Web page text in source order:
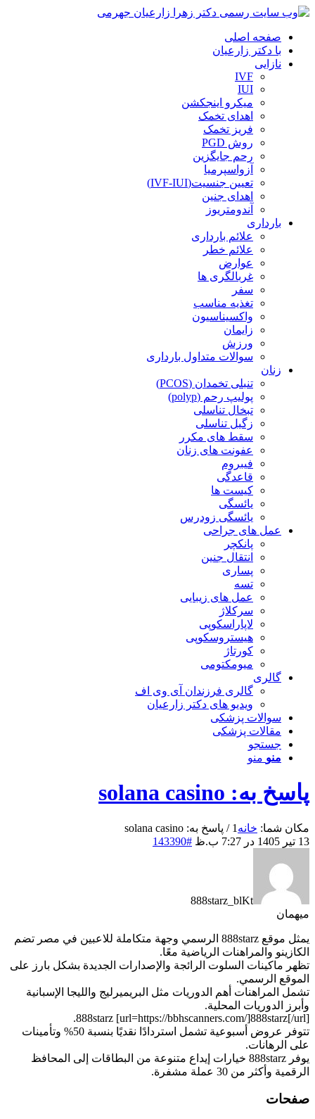
صفحه اصلی
با دکتر زارعیان
نازایی
IVF
IUI
میکرو اینجکشن
اهدای تخمک
فریز تخمک
روش PGD
رحم جایگزین
آزواسپرمیا
تعیین جنسیت(IVF-IUI)
اهدای جنین
آندومتریوز
بارداری
علائم بارداری
علائم خطر
عوارض
غربالگری ها
سفر
تغذیه مناسب
واکسیناسیون
زایمان
ورزش
سوالات متداول بارداری
زنان
تنبلی تخمدان (PCOS)
پولیپ رحم (polyp)
تبخال تناسلی
زگیل تناسلی
سقط های مکرر
عفونت های زنان
فیبروم
قاعدگی
کیست ها
یائسگی
یائسگی زودرس
عمل های جراحی
پانکچر
انتقال جنین
پساری
تسه
عمل های زیبایی
سرکلاژ
لاپاراسکوپی
هیستروسکوپی
کورتاژ
میومکتومی
گالری
گالری فرزندان آی وی اف
ویدیو های دکتر زارعیان
سوالات پزشکی
مقالات پزشکی
جستجو
منو منو
پاسخ به: solana casino
مکان شما: خانه 1
/ پاسخ به: solana casino
13 تیر 1405 در 7:27 ب.ظ
#143390
888starz_blKt
میهمان
يمثل موقع 888starz الرسمي وجهة متكاملة للاعبين في مصر تضم
الكازينو والمراهنات الرياضية معًا.
تظهر ماكينات السلوت الرائجة والإصدارات الجديدة بشكل بارز على
الموقع الرسمي.
تشمل المراهنات أهم الدوريات مثل البريميرليج والليجا الإسبانية
وأبرز الدوريات المحلية.
888starz [url=https://bbhscanners.com/]888starz[/url].
تتوفر عروض أسبوعية تشمل استردادًا نقديًا بنسبة 50% وتأمينات
على الرهانات.
يوفر 888starz خيارات إيداع متنوعة من البطاقات إلى المحافظ
الرقمية وأكثر من 30 عملة مشفرة.
صفحات